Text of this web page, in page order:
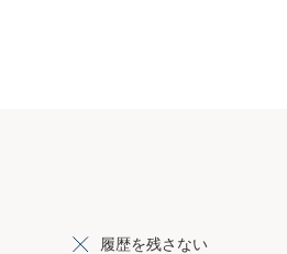
履歴を残さない